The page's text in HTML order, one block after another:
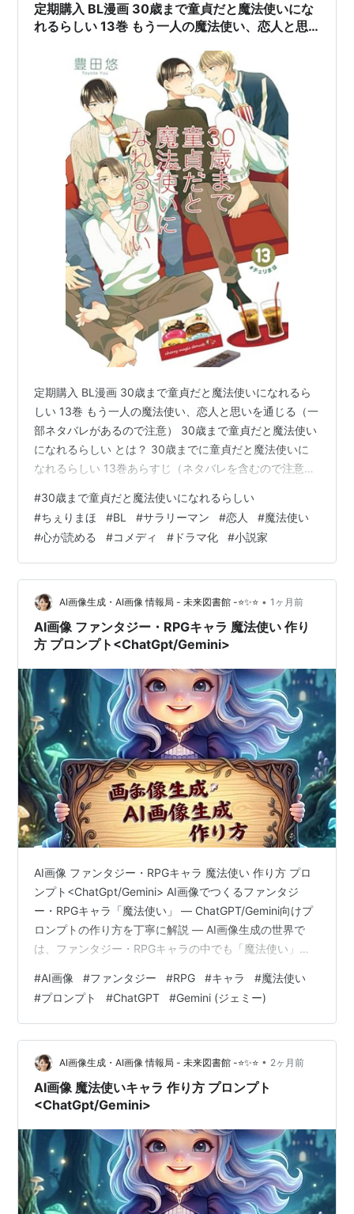
ー造…
定期購入 BL漫画 30歳まで童貞だと魔法使いにな
れるらしい 13巻 もう一人の魔法使い、恋人と思
定期購入 BL漫画 30歳まで童貞だと魔法使いになれるら
しい 13巻 もう一人の魔法使い、恋人と思いを通じる（一
部ネタバレがあるので注意） 30歳まで童貞だと魔法使い
になれるらしい とは？ 30歳までに童貞だと魔法使いに
なれるらしい 13巻あらすじ（ネタバレを含むので注意）
本当の気持ちを伝える 描き下ろし・特別編も収録 30歳
まで童貞だと魔法使いになれるらしい 13巻の感想 まとめ
定期購入 BL漫画 30歳まで童貞だと魔法使いになれるら
しい 13巻 もう一人の魔法使い、恋人と思いを通じる（一
部ネタバレがあるので注意） 30歳まで童貞だと…
#30歳まで童貞だと魔法使いになれるらしい
#ちぇりまほ #BL #サラリーマン #恋人 #魔法使い
#心が読める #コメディ # ドラマ化 #小説家
AI画像生成・AI画像 情報局 - 未来図書館 -⭐✨⭐ • 1ヶ月前
AI画像 ファンタジー・RPGキャラ 魔法使い 作り
方 プロンプト<ChatGpt/Gemini>
AI画像 ファンタジー・RPGキャラ 魔法使い 作り方 プロ
ンプト<ChatGpt/Gemini> AI画像でつくるファンタジ
ー・RPGキャラ「魔法使い」 ― ChatGPT/Gemini向けプ
ロンプトの作り方を丁寧に解説 ― AI画像生成の世界で
は、ファンタジー・RPGキャラの中でも「魔法使い」は
表現できるジャンルとして注目されている。近年は
ChatGPTやGeminiを使ったプロンプト作成が一般化し、
誰でも高品質な魔法使いキャラを生み出せるようになっ
た。ここでは、AI画像を使って「女子アナ風の清楚さを
持つファンタジー・RPGキャラの魔法使…
#AI画像 #ファンタジー #RPG #キャラ #魔法使い
#プロンプト #ChatGPT #Gemini (ジェミー)
AI画像生成・AI画像 情報局 - 未来図書館 -⭐✨⭐ • 2ヶ月前
AI画像 魔法使いキャラ 作り方 プロンプト
<ChatGpt/Gemini>